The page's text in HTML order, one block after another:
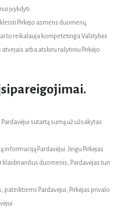
įvykdyti.
Pirkėjo asmens duomenų
to reikalauja kompetetinga Valstybės
arba atskiru rašytiniu Pirkėjo
sutartą sumą už užsakytas
informaciją Pardavėjui. Jeigu Pirkėjas
duomenis, Pardavėjas turi
pateiktiems Pardavėjui, Pirkėjas privalo